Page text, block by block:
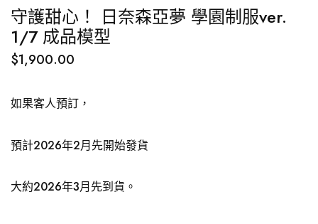
守護甜心！ 日奈森亞夢 學園制服ver.
1/7 成品模型
$1,900.00
如果客人預訂，
預計2026年2月先開始發貨
大約2026年3月先到貨。